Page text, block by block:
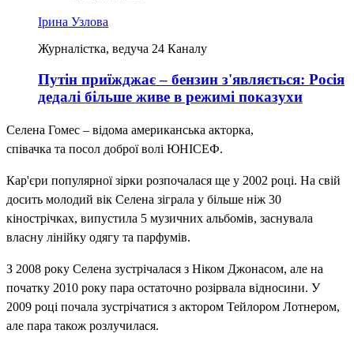
Ірина Узлова
Журналістка, ведуча 24 Каналу
Путін приїжджає – бензин з'являється: Росія
дедалі більше живе в режимі показухи
Селена Гомес – відома американська акторка,
співачка та посол доброї волі ЮНІСЕФ.
Кар'єри популярної зірки розпочалася ще у 2002 році. На свій
досить молодий вік Селена зіграла у більше ніж 30
кінострічках, випустила 5 музичних альбомів, заснувала
власну лінійку одягу та парфумів.
З 2008 року Селена зустрічалася з Ніком Джонасом, але на
початку 2010 року пара остаточно розірвала відносини. У
2009 році почала зустрічатися з актором Тейлором Лотнером,
але пара також розлучилася.